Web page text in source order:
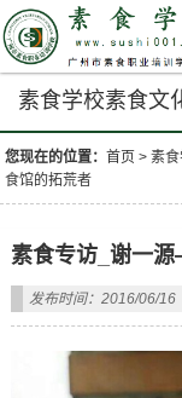
素食学校素食文
您现在的位置：首页 >素
食馆的拓荒者
素食专访_谢一
发布时间：2016/06/16